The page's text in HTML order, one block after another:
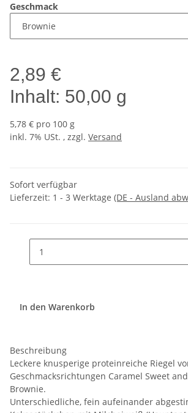
Geschmack
2,89 €
Inhalt: 50,00 g
5,78 € pro 100 g
inkl. 7% USt. , zzgl. Versand
Sofort verfügbar
Lieferzeit: 1 - 3 Werktage (DE - Ausland
In den Warenkorb
Beschreibung
Leckere knusperige proteinreiche Riegel
Geschmacksrichtungen Caramel Sweet
Brownie.
Unterschiedliche, fein aufeinander